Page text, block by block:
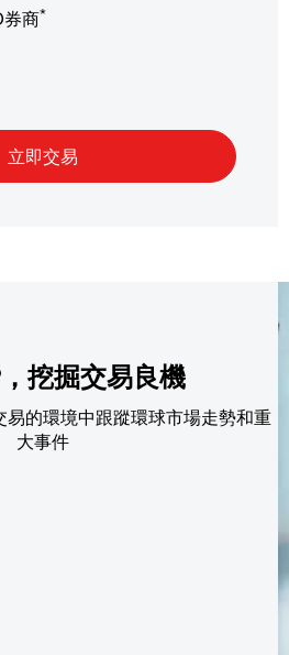
券商*
挖掘交易良機
易的環境中跟蹤環球市場走勢和重
大事件